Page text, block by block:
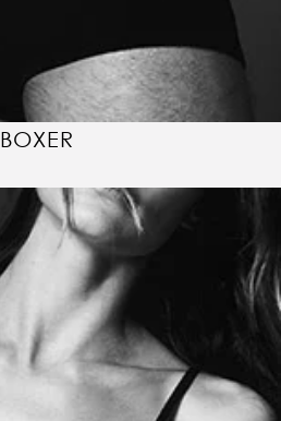
BOXER